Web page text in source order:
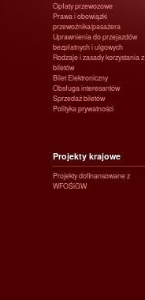
Opłaty przewozowe
Prawa i obowiązki
przewoźnika/pasażera
Uprawnienia do przejazdów
bezpłatnych i ulgowych
Rodzaje i zasady korzystania z
biletów
Bilet Elektroniczny
Obsługa interesantów
Sprzedaż biletów
Polityka prywatności
Projekty krajowe
Projekty dofinansowane z
WFOŚiGW